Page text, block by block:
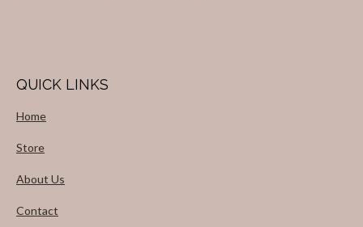
QUICK LINKS
Home
Store
About Us
Contact